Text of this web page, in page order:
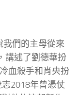
我們的主母從來
講述了劉德華扮
血殺手和肖央扮
2018年曾憑仗